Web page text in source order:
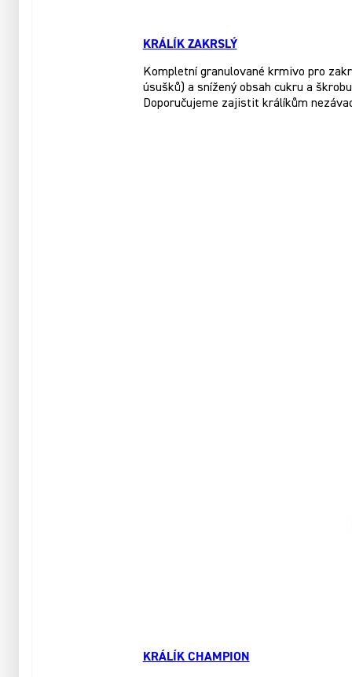
KRÁLÍK ZAKRSLÝ
Kompletní granulované krmivo pro
úsušků) a snížený obsah cukru a
Doporučujeme zajistit králíkům
KRÁLÍK CHAMPION